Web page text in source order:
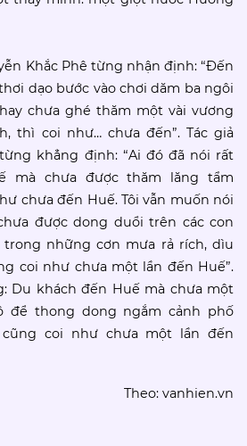
Khắc Phê từng nhận định: “Ðến
dạo bước vào chơi dăm ba ngôi
chưa ghé thăm một vài vương
thì coi như… chưa đến”. Tác giả
khẳng định: “Ai đó đã nói rất
mà chưa được thăm lăng tẩm
chưa đến Huế. Tôi vẫn muốn nói
được dong duổi trên các con
những cơn mưa rả rích, dìu
coi như chưa một lần đến Huế”.
Du khách đến Huế mà chưa một
để thong dong ngắm cảnh phố
coi như chưa một lần đến
Theo: vanhien.vn